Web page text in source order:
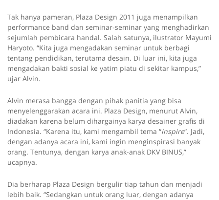
Tak hanya pameran, Plaza Design 2011 juga menampilkan
performance band dan seminar-seminar yang menghadirkan
sejumlah pembicara handal. Salah satunya, ilustrator Mayumi
Haryoto. “Kita juga mengadakan seminar untuk berbagi
tentang pendidikan, terutama desain. Di luar ini, kita juga
mengadakan bakti sosial ke yatim piatu di sekitar kampus,”
ujar Alvin.
Alvin merasa bangga dengan pihak panitia yang bisa
menyelenggarakan acara ini. Plaza Design, menurut Alvin,
diadakan karena belum dihargainya karya desainer grafis di
Indonesia. “Karena itu, kami mengambil tema “inspire“. Jadi,
dengan adanya acara ini, kami ingin menginspirasi banyak
orang. Tentunya, dengan karya anak-anak DKV BINUS,”
ucapnya.
Dia berharap Plaza Design bergulir tiap tahun dan menjadi
lebih baik. “Sedangkan untuk orang luar, dengan adanya